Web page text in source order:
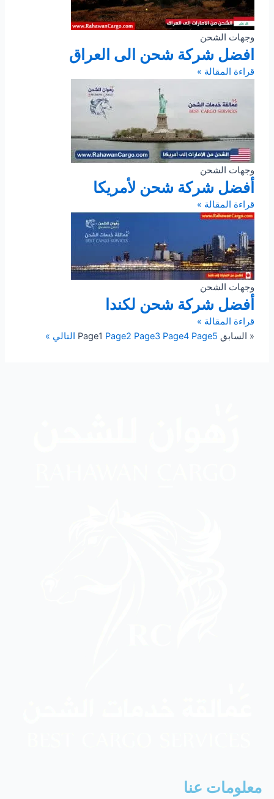
وجهات الشحن
افضل شركة شحن الى العراق
قراءة المقالة »
وجهات الشحن
أفضل شركة شحن لأمريكا
قراءة المقالة »
وجهات الشحن
أفضل شركة شحن لكندا
قراءة المقالة »
« السابق
Page1 Page2 Page3 Page4 Page5 التالي »
معلومات عنا